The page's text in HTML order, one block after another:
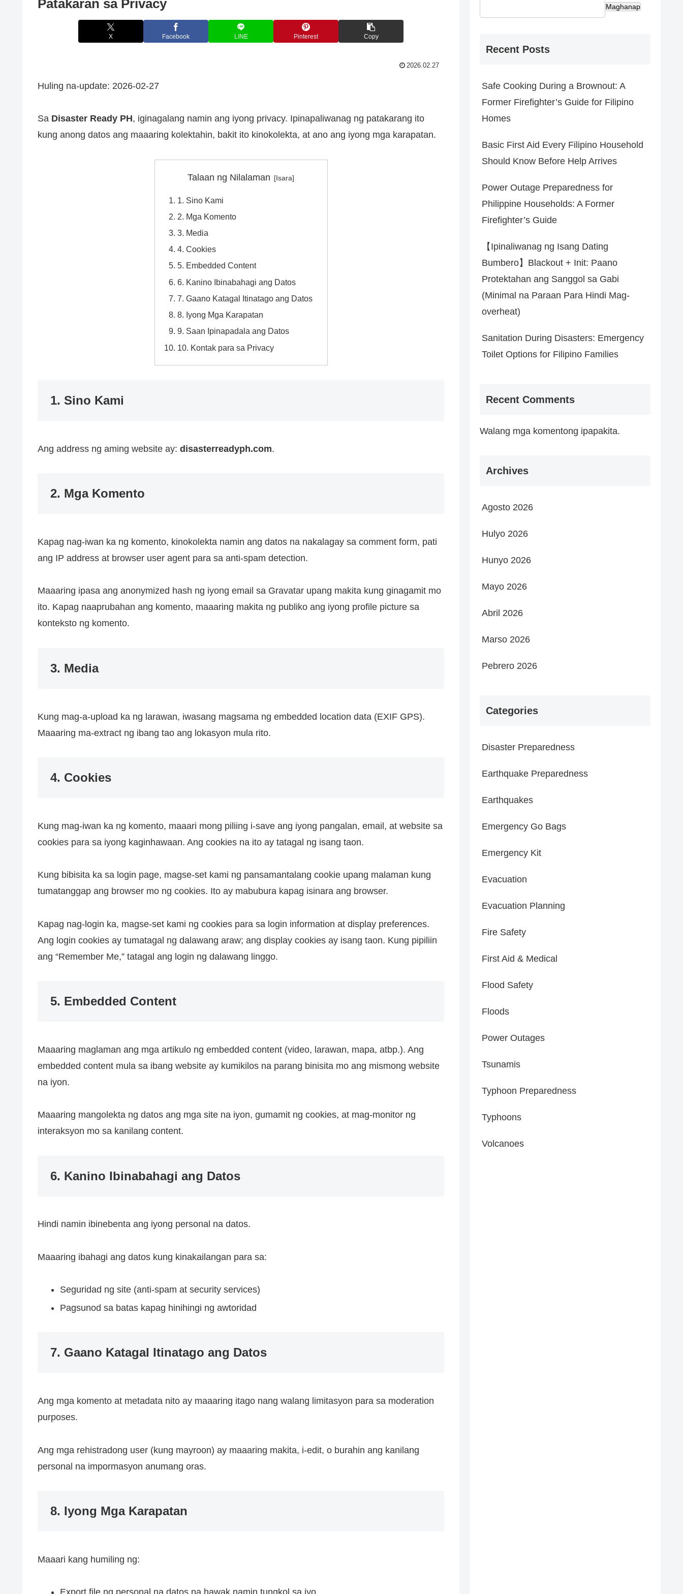
Patakaran sa Privacy
X Facebook LINE Pinterest Copy
2026.02.27
Huling na-update: 2026-02-27
Sa Disaster Ready PH, iginagalang namin ang iyong privacy. Ipinapaliwanag ng patakarang ito
kung anong datos ang maaaring kolektahin, bakit ito kinokolekta, at ano ang iyong mga karapatan.
Talaan ng Nilalaman
1. Sino Kami
2. Mga Komento
3. Media
4. Cookies
5. Embedded Content
6. Kanino Ibinabahagi ang Datos
7. Gaano Katagal Itinatago ang Datos
8. Iyong Mga Karapatan
9. Saan Ipinapadala ang Datos
10. Kontak para sa Privacy
1. Sino Kami
Ang address ng aming website ay: disasterreadyph.com.
2. Mga Komento
Kapag nag-iwan ka ng komento, kinokolekta namin ang datos na nakalagay sa comment form, pati
ang IP address at browser user agent para sa anti-spam detection.
Maaaring ipasa ang anonymized hash ng iyong email sa Gravatar upang makita kung ginagamit mo
ito. Kapag naaprubahan ang komento, maaaring makita ng publiko ang iyong profile picture sa
konteksto ng komento.
3. Media
Kung mag-a-upload ka ng larawan, iwasang magsama ng embedded location data (EXIF GPS).
Maaaring ma-extract ng ibang tao ang lokasyon mula rito.
4. Cookies
Kung mag-iwan ka ng komento, maaari mong piliing i-save ang iyong pangalan, email, at website sa
cookies para sa iyong kaginhawaan. Ang cookies na ito ay tatagal ng isang taon.
Kung bibisita ka sa login page, magse-set kami ng pansamantalang cookie upang malaman kung
tumatanggap ang browser mo ng cookies. Ito ay mabubura kapag isinara ang browser.
Kapag nag-login ka, magse-set kami ng cookies para sa login information at display preferences.
Ang login cookies ay tumatagal ng dalawang araw; ang display cookies ay isang taon. Kung pipiliin
ang “Remember Me,” tatagal ang login ng dalawang linggo.
5. Embedded Content
Maaaring maglaman ang mga artikulo ng embedded content (video, larawan, mapa, atbp.). Ang
embedded content mula sa ibang website ay kumikilos na parang binisita mo ang mismong website
na iyon.
Maaaring mangolekta ng datos ang mga site na iyon, gumamit ng cookies, at mag-monitor ng
interaksyon mo sa kanilang content.
6. Kanino Ibinabahagi ang Datos
Hindi namin ibinebenta ang iyong personal na datos.
Maaaring ibahagi ang datos kung kinakailangan para sa:
Seguridad ng site (anti-spam at security services)
Pagsunod sa batas kapag hinihingi ng awtoridad
7. Gaano Katagal Itinatago ang Datos
Ang mga komento at metadata nito ay maaaring itago nang walang limitasyon para sa moderation
purposes.
Ang mga rehistradong user (kung mayroon) ay maaaring makita, i-edit, o burahin ang kanilang
personal na impormasyon anumang oras.
8. Iyong Mga Karapatan
Maaari kang humiling ng:
Maghanap
Recent Posts
Safe Cooking During a Brownout: A
Former Firefighter’s Guide for Filipino
Homes
Basic First Aid Every Filipino Household
Should Know Before Help Arrives
Power Outage Preparedness for
Philippine Households: A Former
Firefighter’s Guide
【Ipinaliwanag ng Isang Dating
Bumbero】Blackout + Init: Paano
Protektahan ang Sanggol sa Gabi
(Minimal na Paraan Para Hindi Mag-
overheat)
Sanitation During Disasters: Emergency
Toilet Options for Filipino Families
Recent Comments
Walang mga komentong ipapakita.
Archives
Agosto 2026
Hulyo 2026
Hunyo 2026
Mayo 2026
Abril 2026
Marso 2026
Pebrero 2026
Categories
Disaster Preparedness
Earthquake Preparedness
Earthquakes
Emergency Go Bags
Emergency Kit
Evacuation
Evacuation Planning
Fire Safety
First Aid & Medical
Flood Safety
Floods
Power Outages
Tsunamis
Typhoon Preparedness
Typhoons
Volcanoes